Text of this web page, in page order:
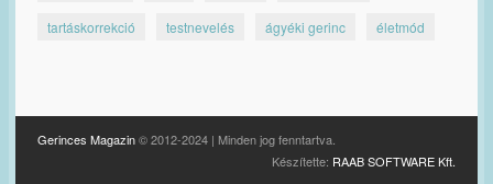
tartáskorrekció testnevelés ágyéki gerinc életmód
Gerinces Magazin© 2012-2024 | Minden jog fenntartva.
Készítette: RAAB SOFTWARE Kft.